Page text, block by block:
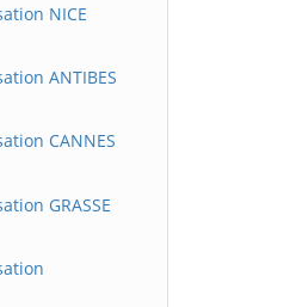
NICE
ANTIBES
CANNES
GRASSE